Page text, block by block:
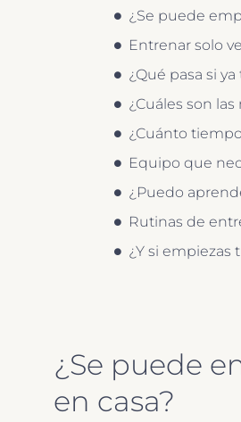
¿Se puede
Entrenar solo
¿Qué pasa si
¿Cuáles son
¿Cuánto
Equipo que
¿Puedo
Rutinas de
¿Y si empiezas
¿Se puede
en casa?